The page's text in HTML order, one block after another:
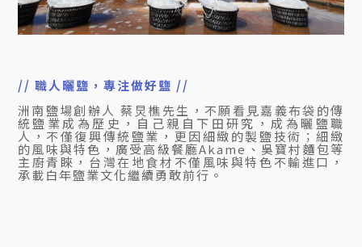
// 職人曬鹽，專注做好鹽 //
洲南鹽場創辦人 蔡炅樵先生，不願看見嘉義布袋的傳
統鹽業成為歷史，自己親自下田研究，成為曬鹽職
人，不僅復興傳統鹽業，更因細緻的製鹽技術；細緻
的風味與特色，廣受高級餐廳Akame、吳寶村麵包等
主廚青睞，台灣在地食材不僅風味與特色不輸進口，
承載白年鹽業文化繼續勇敢前行。